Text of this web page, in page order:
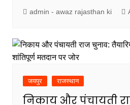
admin - awaz rajasthan ki
जयपुर राजस्थान
निकाय और पंचायती